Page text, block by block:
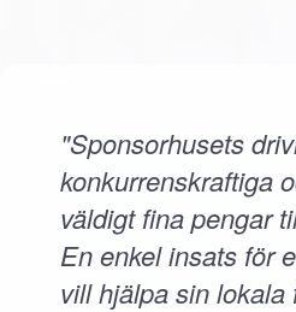
"Sponsorhusets
konkurrenskraftiga
väldigt fina pengar
En enkel insats för
vill hjälpa sin lokala